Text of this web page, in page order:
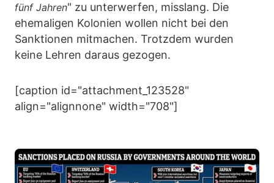
fünf Jahren" zu unterwerfen, misslang. Die
ehemaligen Kolonien wollen nicht bei den
Sanktionen mitmachen. Trotzdem wurden
keine Lehren daraus gezogen.
[caption id="attachment_123528"
align="alignnone" width="708"]